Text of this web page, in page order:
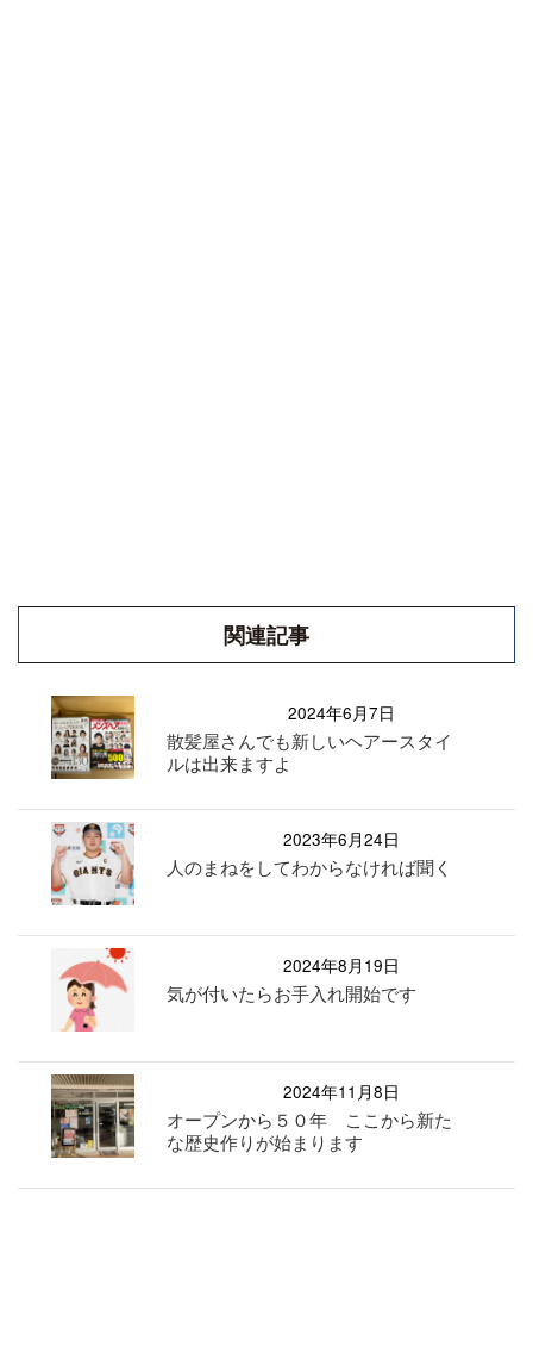
関連記事
2024年6月7日
散髪屋さんでも新しいヘアースタイ
ルは出来ますよ
2023年6月24日
人のまねをしてわからなければ聞く
2024年8月19日
気が付いたらお手入れ開始です
2024年11月8日
オープンから５０年 ここから新た
な歴史作りが始まります